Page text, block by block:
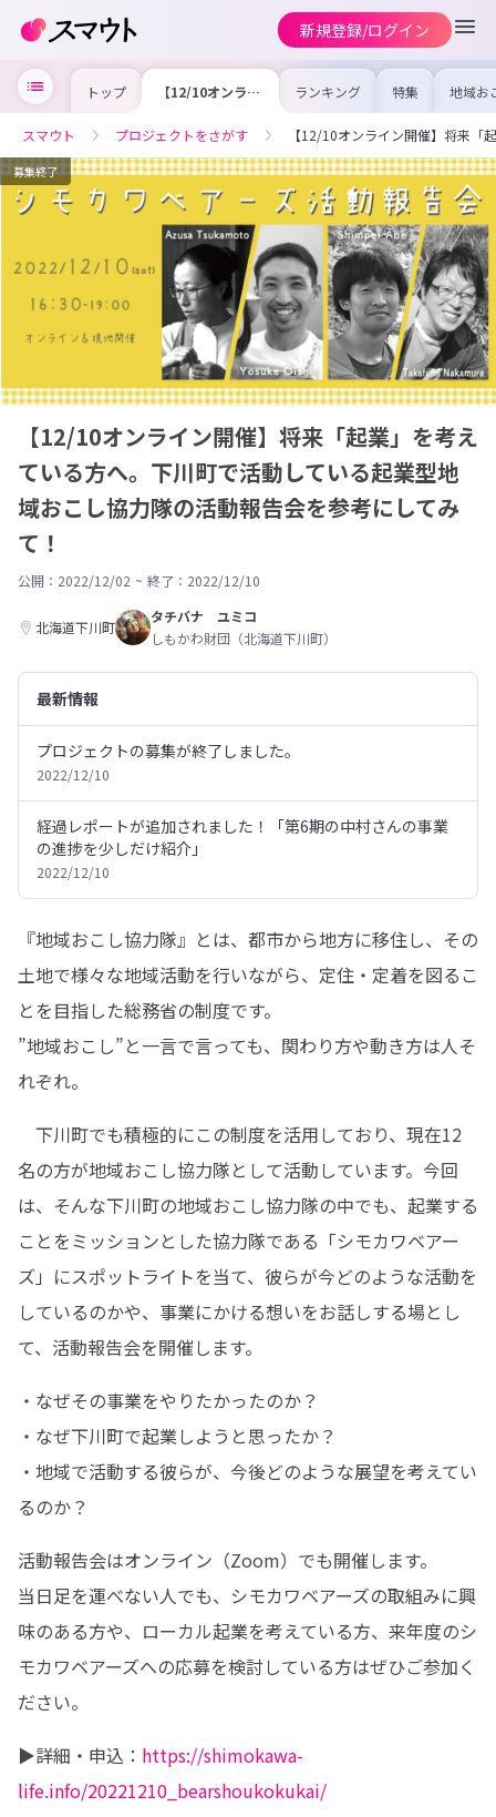
新規登録/ログイン
トップ 【12/10オンライ
ン開催】将来「起
方へ。下川町で活
動している起業型
地域おこし協力隊
の活動報告会を参
ランキング 特集 地域お
の求
を集め
事内容
を比較
合った
けよう
スマウト プロジェクトをさがす 【12/10オンライン開催】将来「
募集終了
【12/10オンライン開催】将来「起業」を考え
ている方へ。下川町で活動している起業型地
域おこし協力隊の活動報告会を参考にしてみ
て！
公開：2022/12/02 ~ 終了：2022/12/10
北海道下川町
タチバナ ユミコ
しもかわ財団（北海道下川町）
最新情報
プロジェクトの募集が終了しました。
2022/12/10
経過レポートが追加されました！「第6期の中村さんの事業
の進捗を少しだけ紹介」
2022/12/10
『地域おこし協力隊』とは、都市から地方に移住し、​その
土地で様々な地域活動を行いながら、定住・定着を図るこ
とを目指した総務省の制度です。
”地域おこし”と一言で言っても、関わり方や動き方は人そ
れぞれ。
下川町でも積極的にこの制度を活用しており、現在12
名の方が地域おこし協力隊として活動しています。今回
は、そんな下川町の地域おこし協力隊の中でも、起業する
ことをミッションとした協力隊である「シモカワベアー
ズ」にスポットライトを当て、彼らが今どのような活動を
しているのかや、事業にかける想いをお話しする場とし
て、活動報告会を開催します。
・なぜその事業をやりたかったのか？
・なぜ下川町で起業しようと思ったか？
・地域で活動する彼らが、今後どのような展望を考えてい
るのか？
活動報告会はオンライン（Zoom）でも開催します。
当日足を運べない人でも、シモカワベアーズの取組みに興
味のある方や、ローカル起業を考えている方、来年度のシ
モカワベアーズへの応募を検討している方はぜひご参加く
ださい。
▶︎詳細・申込： https://shimokawa-
life.info/20221210_bearshoukokukai/